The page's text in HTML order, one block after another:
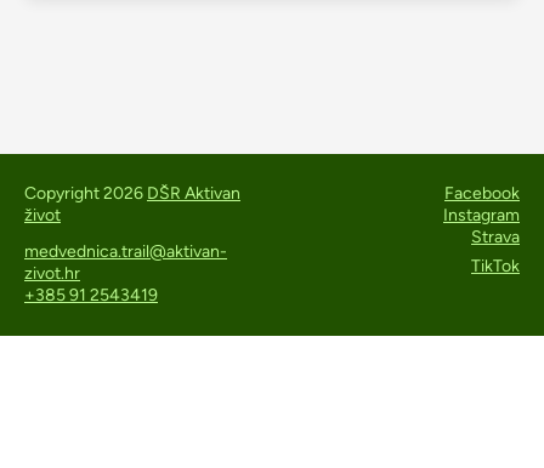
Copyright 2026 DŠR Aktivan
život
medvednica.trail@aktivan-
zivot.hr
+385 91 2543419
Facebook
Instagram
Strava
TikTok